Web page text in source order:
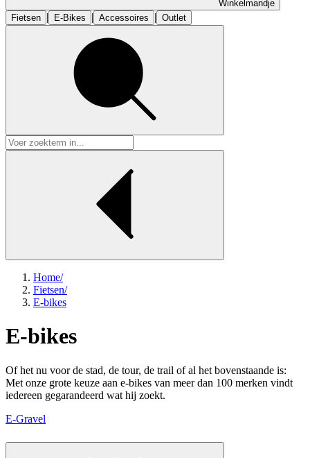
Winkelmandje
Fietsen | E-Bikes | Accessoires | Outlet
Home/
Fietsen/
E-bikes
E-bikes
Of het nu voor de stad, de tour, de trail of al het bovenstaande is:
Met onze grote keuze aan e-bikes van meer dan 100 merken vindt
iedereen gegarandeerd wat hij zoekt.
E-Gravel